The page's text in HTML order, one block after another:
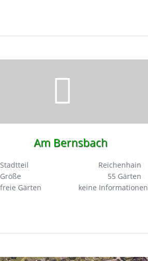
Am Bernsbach
Stadtteil
Reichenhain
Größe
55 Gärten
freie Gärten
keine Informationen